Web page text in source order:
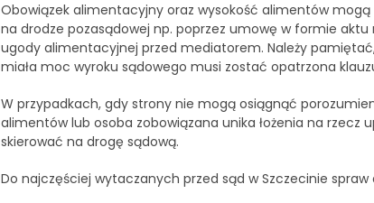
Obowiązek alimentacyjny oraz wysokość alimentów
na drodze pozasądowej np. poprzez umowę w formie
ugody alimentacyjnej przed mediatorem. Należy
miała moc wyroku sądowego musi zostać opatrzona
W przypadkach, gdy strony nie mogą osiągnąć
alimentów lub osoba zobowiązana unika łożenia na rzecz
skierować na drogę sądową.
Do najczęściej wytaczanych przed sąd w Szczecinie